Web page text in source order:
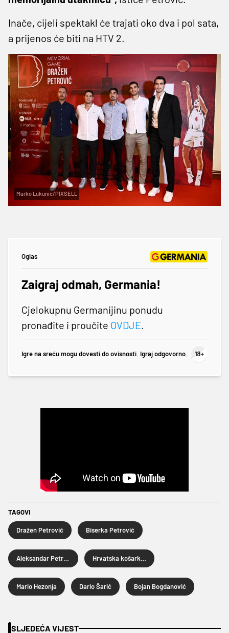
Inače, cijeli spektakl će trajati oko dva i pol sata,
a prijenos će biti na HTV 2.
Marko Lukunic/PIXSELL
Oglas
Zaigraj odmah, Germania!
Cjelokupnu Germanijinu ponudu
pronađite i proučite OVDJE
Igre na sreću mogu dovesti do ovisnosti. Igraj odgovorno.
TAGOVI
Dražen Petrović Biserka Petrović
Mario Hezonja Dario Šarić Bojan Bogdanović
SLJEDEĆA VIJEST